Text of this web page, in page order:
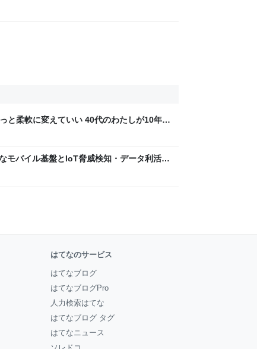
と柔軟に変えていい 40代のわたしが10年後
イーアイデム
バイル基盤とIoT脅威検知・データ利活用
Engineers' Blog
はてなのサービス
はてなブログ
はてなブログPro
人力検索はてな
はてなブログ タグ
はてなニュース